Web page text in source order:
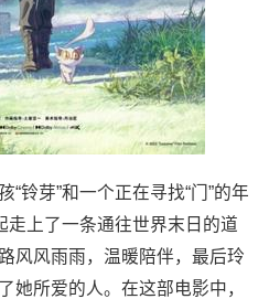
“铃芽”和一个正在寻找“门”的年
走上了一条通往世界末日的道
风风雨雨，温暖陪伴，最后玲
她所爱的人。在这部电影中，